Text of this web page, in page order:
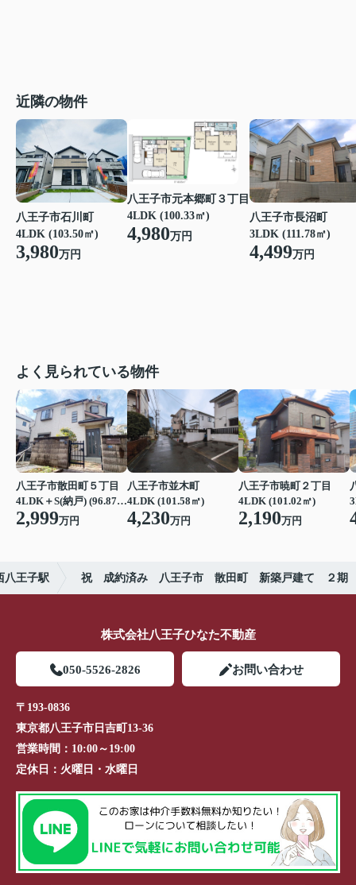
近隣の物件
八王子市石川町
4LDK (103.50㎡)
3,980万円
八王子市元本郷町３丁目
4LDK (100.33㎡)
4,980万円
八王子市長沼町
3LDK (111.78㎡)
4,499万円
よく見られている物件
八王子市散田町５丁目
4LDK＋S(納戸) (96.87㎡)
2,999万円
八王子市並木町
4LDK (101.58㎡)
4,230万円
八王子市暁町２丁目
4LDK (101.02㎡)
2,190万円
八王子駅 祝 成約済み 八王子市 散田町 新築戸建て ２期
株式会社八王子ひなた不動産
050-5526-2826 お問い合わせ
〒193-0836
東京都八王子市日吉町13-36
営業時間： 10:00～19:00
定休日： 火曜日・水曜日